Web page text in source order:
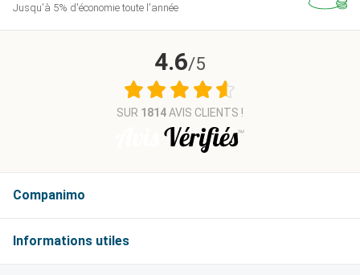
Jusqu'à 5% d'économie toute l'année
Companimo
Informations
4.6/5
SUR 1814AVIS CLIENTS !